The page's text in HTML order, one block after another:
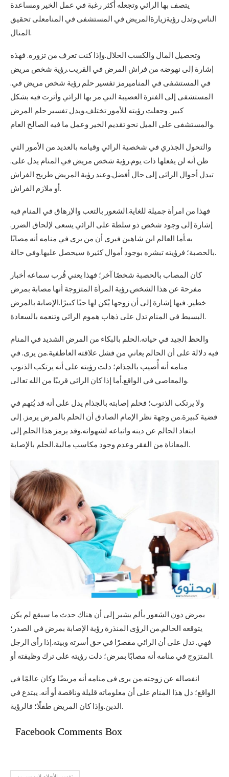
يتصف بها الرائي وتجعله أكثر رغبة في عمل الخير ومساعدة
الناس.وتدل رؤيةزيارةالمريض في المستشفى في المنامعلى تحقيق
المنال.
وتحصيل المال والكسب الحلال.وإذا كنت تعرف من تزوره. فهذه
إشارة إلى نهوضه من فراش المرض في القريب.رؤية شخص مريض
في المستشفى في المناميرمز تفسير حلم رؤية شخص مريض في.
المستشفى إلى الفترة العصيبة التي مر بها الرائي وأثرت فيه بشكل
كبير. وجعلت رؤيته للأمور تختلف.ويدل تفسير حلم المرض
والمستشفى على الميل نحو تقديم الخير وعمل ما فيه الصالح العام.
والتحول الجذري في شخصية الرائي وقيامه بالعديد من الأمور التي
ظن أنه لن يفعلها ذات يوم.رؤية شخص مريض في المنام يدل على.
تبدل أحوال الرائي إلى حال أفضل.وعند رؤية المريض طريح الفراش
أو ملازم الفراش.
فهذا من امرأة جميلة للغاية.الشعور بالتعب والإرهاق في المنام فيه
إشارة إلى وجود شخص ذو سلطة على الرائي يسعى لإلحاق الضرر.
به.أما العالم ابن شاهين فيرى أن من يرى في منامه أنه مصابًا
بالحصبة؛ فرؤيته تبشره بوجود أموال كثيرة سيحصل عليها.وفي حالة.
كان المصاب بالحصبة شخصًا آخر؛ فهذا يعني قُرب سماعه أخبار
مفرحة عن هذا الشخص.رؤية المرأة المتزوجة أنها مصابة بمرض
خطير. فيها إشارة إلى أن زوجها يُكن لها حبًا كبيرًا.الإصابة بالمرض
البسيط في المنام تدل على ذهاب هموم الرائي وتنعمه بالسعادة.
والحظ الجيد في حياته.الحلم بالبكاء من المرض الشديد في المنام
فيه دلالة على أن الحالم يعاني من فشل علاقته العاطفية.من يرى. في
منامه أنه أُصيب بالجذام؛ دلت رؤيته على أنه يرتكب الذنوب
والمعاصي في الواقع.أما إذا كان الرائي قريبًا من الله تعالى.
ولا يرتكب الذنوب؛ فحلم إصابته بالجذام يدل على أنه قد يُتهم في
قضية كبيرة.من وجهة نظر الإمام الصادق أن الحلم بالمرض يرمز. إلى
ابتعاد الحالم عن دينه واتباعه لشهواته.وقد يرمز هذا الحلم إلى
المعاناة من الفقر وعدم وجود مكاسب مالية.الحلم بالإصابة.
بمرض دون الشعور بألم يشير إلى أن هناك حدث ما سيقع لم يكن
يتوقعه الحالم.من الرؤى المنذرة رؤية الإصابة بمرض في الصدر؛
فهي. تدل على أن الرائي مقصرًا في حق أسرته وبيته.إذا رأى الرجل
المتزوج في منامه أنه مصابًا بمرض؛ دلت رؤيته على ترك وظيفته أو.
انفصاله عن زوجته.من يرى في منامه أنه مريضًا وكان عالمًا في
الواقع؛ دل هذا المنام على أن معلوماته قليلة وناقصة أو أنه. يبتدع في
الدين.وإذا كان المريض طفلًا؛ فالرؤية.
Facebook Comments Box